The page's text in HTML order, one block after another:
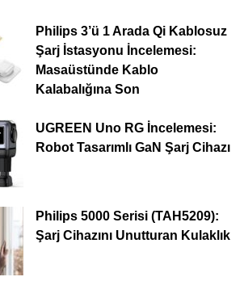
Philips 3’ü 1 Arada Qi Kablosuz
Şarj İstasyonu İncelemesi:
Masaüstünde Kablo
Kalabalığına Son
UGREEN Uno RG İncelemesi:
Robot Tasarımlı GaN Şarj Cihazı
Philips 5000 Serisi (TAH5209):
Şarj Cihazını Unutturan Kulaklık